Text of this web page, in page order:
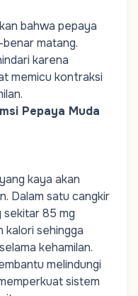
bahwa pepaya
matang.
karena
memicu kontraksi
Pepaya Muda
kaya akan
Dalam satu cangkir
85 mg
kalori sehingga
kehamilan.
melindungi
sistem